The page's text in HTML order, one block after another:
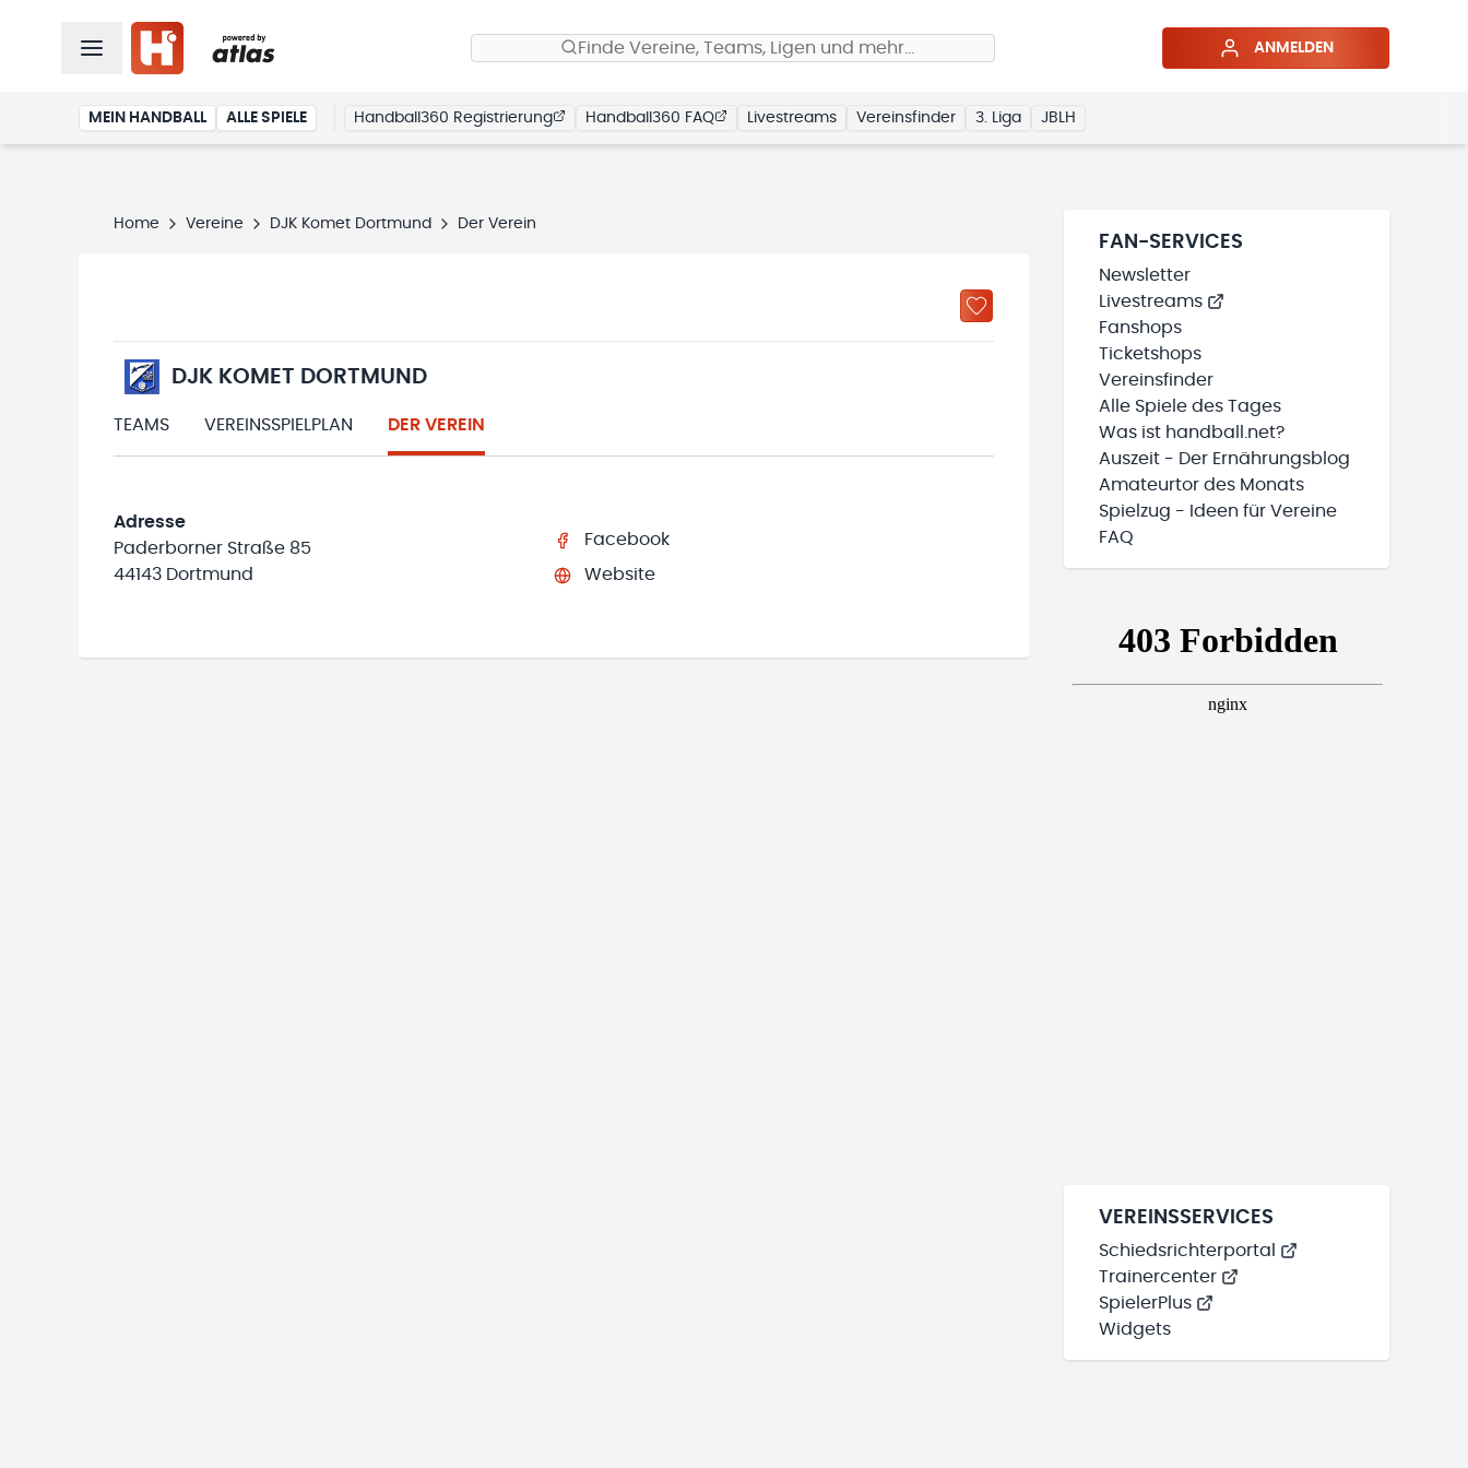
Finde Vereine, Teams, Ligen und mehr… ANMELDEN
MEIN HANDBALL ALLE SPIELE Handball360 Registrierung Handball360 FAQ Livestreams Vereinsfinder 3. Liga JBLH
Home Vereine DJK Komet Dortmund Der Verein
DJK KOMET DORTMUND
TEAMS VEREINSSPIELPLAN DER VEREIN
Adresse
Paderborner Straße 85
44143 Dortmund
Facebook
Website
FAN-SERVICES
Newsletter
Livestreams
Fanshops
Ticketshops
Vereinsfinder
Alle Spiele des Tages
Was ist handball.net?
Auszeit - Der Ernährungsblog
Amateurtor des Monats
Spielzug - Ideen für Vereine
FAQ
VEREINSSERVICES
Schiedsrichterportal
Trainercenter
SpielerPlus
Widgets